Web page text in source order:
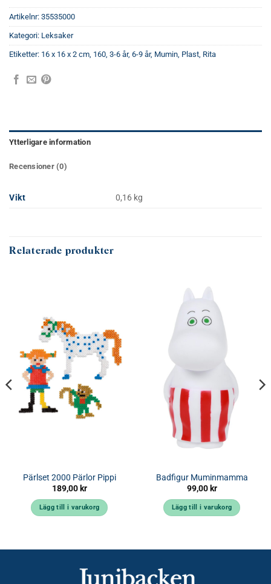
Artikelnr: 35535000
Kategori: Leksaker
Etiketter: 16 x 16 x 2 cm, 160, 3-6 år, 6-9 år, Mumin, Plast, Rita
Ytterligare information
Recensioner (0)
Vikt 0,16 kg
Relaterade produkter
Pärlset 2000 Pärlor Pippi
189,00 kr
Lägg till i varukorg
Badfigur Muminmamma
99,00 kr
Lägg till i varukorg